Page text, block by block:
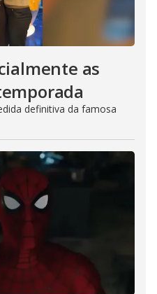
as
definitiva da famosa